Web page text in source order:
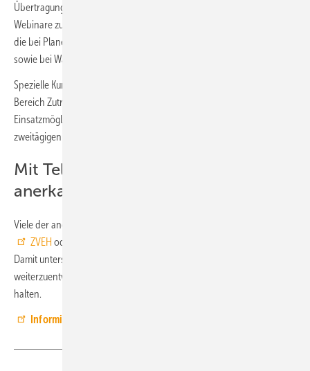
Übertragungstechnik vermittelt. Zusätzlich gibt es zahlreiche
Webinare zu Grundlagen der Sicherheits- und Brandmeldetechnik,
die bei Planern und Architekten aber auch Versicherern, der Polizei
sowie bei Wachpersonal besonders beliebt sind.
Spezielle Kurse zur hilock 5000 ZK vermitteln umfassendes Wissen im
Bereich Zutrittskontrollsysteme. Praktische Übungen zu Funktionen,
Einsatzmöglichkeiten und Parametrierung des Systems runden diese
zweitägigen Seminare ab und machen sie ideal für Errichter.
Mit Telenot weiterbilden und
anerkannte Nachweise erhalten
Viele der angebotenen Kurse werden von Fachverbänden wie dem
ZVEH oder
Damit unterstützt Telenot Fachkräfte dabei, sich kontinuierlich
weiterzuentwickeln und ihr Wissen stets auf dem neuesten Stand zu
halten.
Informieren und anmelden